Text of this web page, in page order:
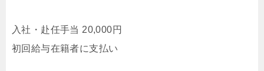
入社・赴任手当 20,000円
初回給与在籍者に支払い